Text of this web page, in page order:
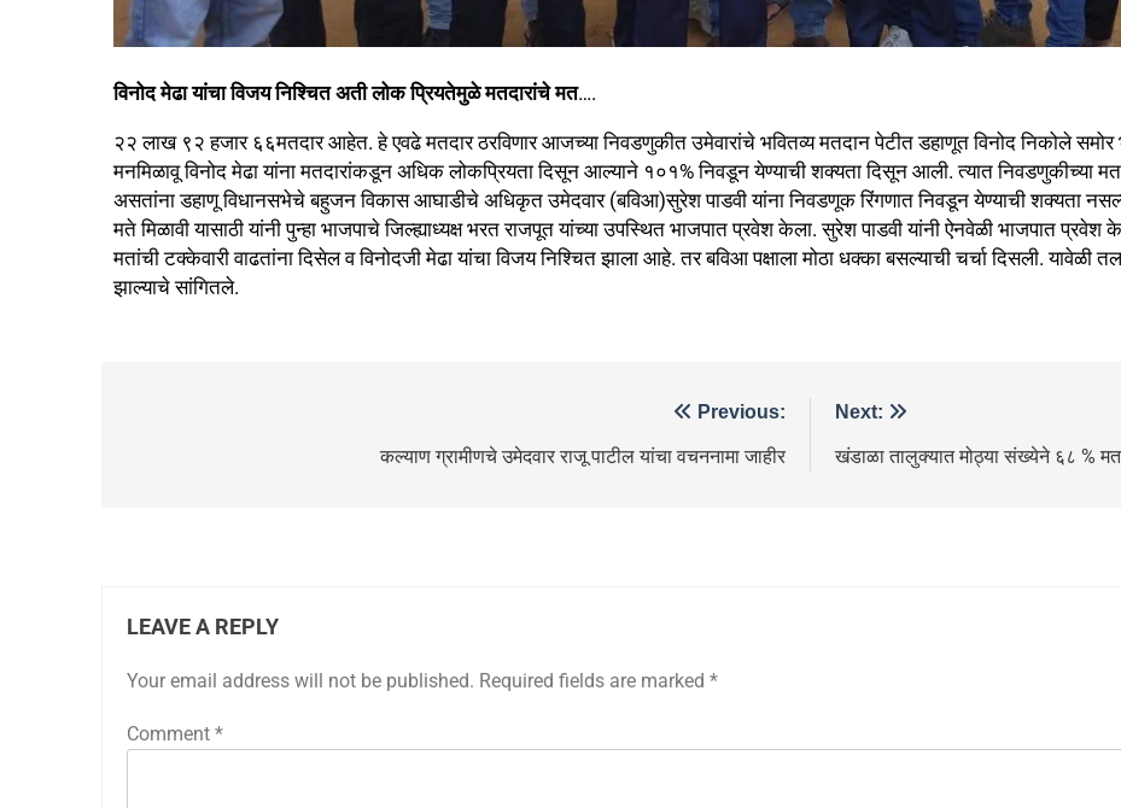
विनोद मेढा यांचा विजय निश्चित अती लोक प्रियतेमुळे मतदारांचे मत….
२२ लाख ९२ हजार ६६मतदार आहेत. हे एवढे मतदार ठरविणार आजच्या निवडणुकीत उमेवारांचे भवितव्य मतदान पेटीत डहाणूत विनोद निकोले समोर
मनमिळावू विनोद मेढा यांना मतदारांकडून अधिक लोकप्रियता दिसून आल्याने १०१% निवडून येण्याची शक्यता दिसून आली. त्यात निवडणुकीच्या
असतांना डहाणू विधानसभेचे बहुजन विकास आघाडीचे अधिकृत उमेदवार (बविआ)सुरेश पाडवी यांना निवडणूक रिंगणात निवडून येण्याची शक्यता
मते मिळावी यासाठी यांनी पुन्हा भाजपाचे जिल्ह्याध्यक्ष भरत राजपूत यांच्या उपस्थित भाजपात प्रवेश केला. सुरेश पाडवी यांनी ऐनवेळी भाजपात
मतांची टक्केवारी वाढतांना दिसेल व विनोदजी मेढा यांचा विजय निश्चित झाला आहे. तर बविआ पक्षाला मोठा धक्का बसल्याची चर्चा दिसली.
झाल्याचे सांगितले.
Previous:
कल्याण ग्रामीणचे उमेदवार राजू पाटील यांचा वचननामा जाहीर
Next:
खंडाळा तालुक्यात मोठ्या संख्येने ६८ %
LEAVE A REPLY
Your email address will not be published. Required fields are marked *
Comment *